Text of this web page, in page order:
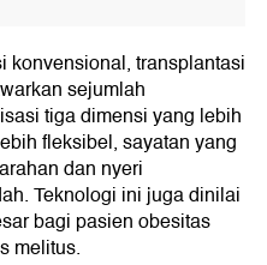
konvensional, transplantasi
sejumlah
tiga dimensi yang lebih
fleksibel, sayatan yang
dan nyeri
Teknologi ini juga dinilai
bagi pasien obesitas
melitus.